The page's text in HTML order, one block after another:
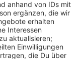
die Lage der
Lage wegen